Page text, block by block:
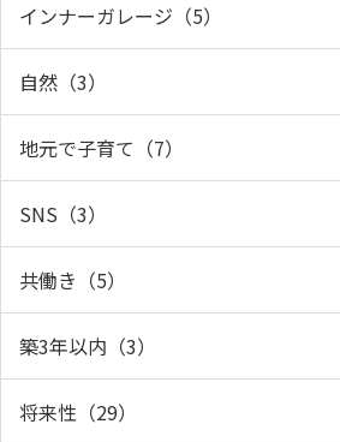
インナーガレージ（5）
自然（3）
地元で子育て（7）
SNS（3）
共働き（5）
築3年以内（3）
将来性（29）